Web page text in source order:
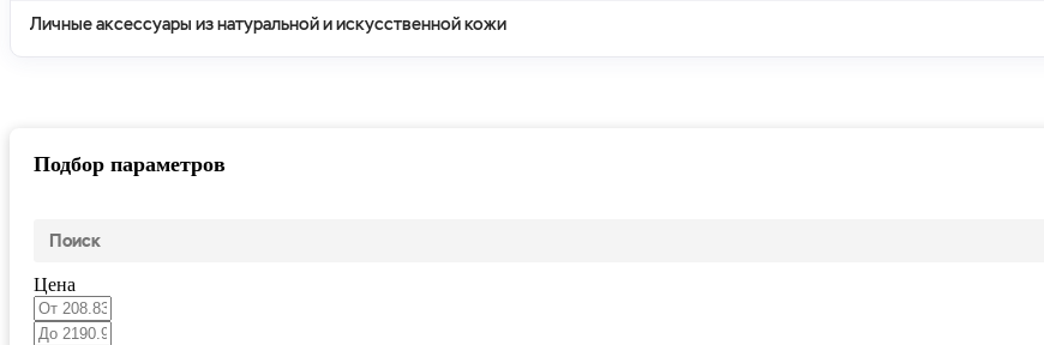
Личные аксессуары из натуральной и искусственной кожи
Подбор параметров
Цена